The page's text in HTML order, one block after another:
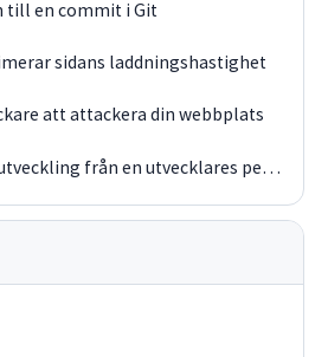
till en commit i Git
sidans laddningshastighet
att attackera din webbplats
Kommersiell webbutveckling från en utvecklares perspektiv 2019